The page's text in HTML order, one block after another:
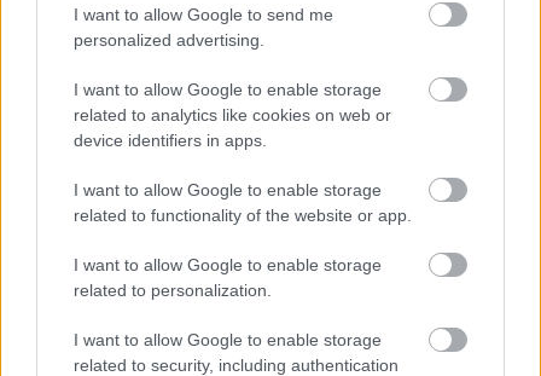
I want to allow Google to send me
personalized advertising.
I want to allow Google to enable storage
related to analytics like cookies on web or
device identifiers in apps.
I want to allow Google to enable storage
related to functionality of the website or app.
I want to allow Google to enable storage
related to personalization.
I want to allow Google to enable storage
related to security, including authentication
középpontba.
Történelmi táj, amelynek minden köve
mesél – megújul a tatai Angolkert
M1 bővítés: már zajlik a teljesen új
Bicske Kelet csomópont építése
Új gyalogosátkelők és jelzőlámpás
csomópont épül Angyalföldön